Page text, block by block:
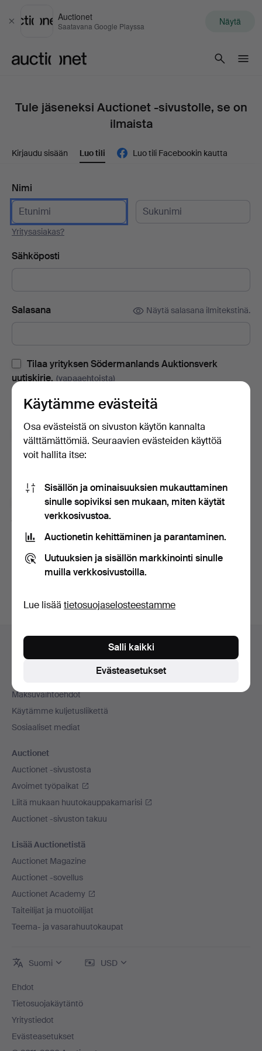
Sulje
Auctionet
Saatavana Google Playssa Näytä
Tule jäseneksi Auctionet -sivustolle, se on
ilmaista
Kirjaudu sisään Luo tili Luo tili Facebookin kautta
Nimi
Yritysasiakas?
Sähköposti
Salasana Näytä salasana ilmitekstinä.
Tilaa yrityksen Södermanlands Auktionsverk
uutiskirje. (vapaaehtoista)
Sisältää huutokauppaluetteloita, kutsuja tapahtumiin ja uutisia.
Jos muutat mielesi, voit peruuttaa tilauksen helposti.
Tilaa Auctionet -sivuston uutiskirje.
(vapaaehtoista)
Sisältää muun muassa asiantuntijoiden vinkkejä, valikoituja
Olen vähintään 18-vuotias ja hyväksynkäyttäjäehdot
myyntiehdotsekä vahvistan lukeneeni
tietosuojakäytännön
Luo tili
Alatunnistenavigaatio
Ota yhteyttä tekniseen tukeen
Maksuvaihtoehdot
Käytämme kuljetusliikettä
Sosiaaliset mediat
Auctionet
Auctionet -sivustosta
Avoimet työpaikat
Liitä mukaan huutokauppakamarisi
Auctionet -sivuston takuu
Lisää Auctionetistä
Auctionet Magazine
Auctionet -sovellus
Auctionet Academy
Taiteilijat ja muotoilijat
Teema- ja vasarahuutokaupat
Suomi USD
Ehdot
Tietosuojakäytäntö
Yritystiedot
Evästeasetukset
Käytämme evästeitä
Osa evästeistä on sivuston käytön kannalta
välttämättömiä. Seuraavien evästeiden käyttöä
voit hallita itse:
Sisällön ja ominaisuuksien mukauttaminen
sinulle sopiviksi sen mukaan, miten käytät
verkkosivustoa.
Auctionetin kehittäminen ja parantaminen.
Uutuuksien ja sisällön markkinointi sinulle
muilla verkkosivustoilla.
Lue lisää tietosuojaselosteestamme
Evästeasetukset
Salli kaikki